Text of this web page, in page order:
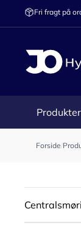
Fri fragt på
Produkter
Forside/